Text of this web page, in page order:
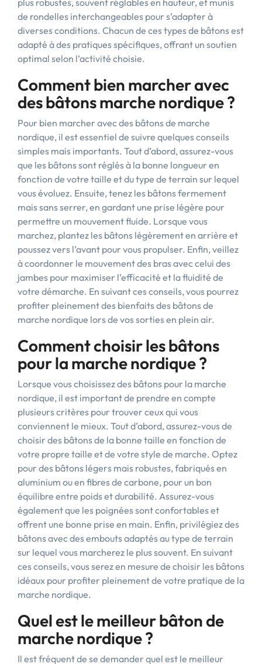
plus robustes, souvent réglables en hauteur, et munis
de rondelles interchangeables pour s’adapter à
diverses conditions. Chacun de ces types de bâtons est
adapté à des pratiques spécifiques, offrant un soutien
optimal selon l’activité choisie.
Comment bien marcher avec
des bâtons marche nordique ?
Pour bien marcher avec des bâtons de marche
nordique, il est essentiel de suivre quelques conseils
simples mais importants. Tout d’abord, assurez-vous
que les bâtons sont réglés à la bonne longueur en
fonction de votre taille et du type de terrain sur lequel
vous évoluez. Ensuite, tenez les bâtons fermement
mais sans serrer, en gardant une prise légère pour
permettre un mouvement fluide. Lorsque vous
marchez, plantez les bâtons légèrement en arrière et
poussez vers l’avant pour vous propulser. Enfin, veillez
à coordonner le mouvement des bras avec celui des
jambes pour maximiser l’efficacité et la fluidité de
votre démarche. En suivant ces conseils, vous pourrez
profiter pleinement des bienfaits des bâtons de
marche nordique lors de vos sorties en plein air.
Comment choisir les bâtons
pour la marche nordique ?
Lorsque vous choisissez des bâtons pour la marche
nordique, il est important de prendre en compte
plusieurs critères pour trouver ceux qui vous
conviennent le mieux. Tout d’abord, assurez-vous de
choisir des bâtons de la bonne taille en fonction de
votre propre taille et de votre style de marche. Optez
pour des bâtons légers mais robustes, fabriqués en
aluminium ou en fibres de carbone, pour un bon
équilibre entre poids et durabilité. Assurez-vous
également que les poignées sont confortables et
offrent une bonne prise en main. Enfin, privilégiez des
bâtons avec des embouts adaptés au type de terrain
sur lequel vous marcherez le plus souvent. En suivant
ces conseils, vous serez en mesure de choisir les bâtons
idéaux pour profiter pleinement de votre pratique de la
marche nordique.
Quel est le meilleur bâton de
marche nordique ?
Il est fréquent de se demander quel est le meilleur